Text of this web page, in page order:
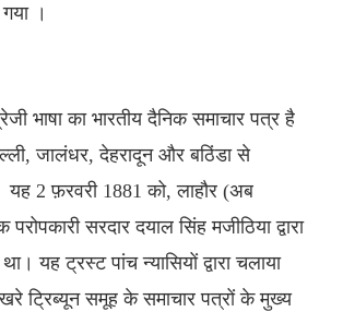
।
भाषा का भारतीय दैनिक समाचार पत्र है
जालंधर, देहरादून और बठिंडा से
यह 2 फ़रवरी 1881 को, लाहौर (अब
सरदार दयाल सिंह मजीठिया द्वारा
यह ट्रस्ट पांच न्यासियों द्वारा चलाया
ट्रिब्यून समूह के समाचार पत्रों के मुख्य